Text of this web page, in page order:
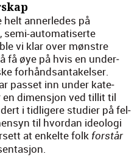
helt annerledes på
semi-automa­tis­erte
vi klar over møn­stre
få øye på hvis en under­
forhånd­san­takelser.
pas­set inn under kat­e­
en dimen­sjon ved tillit til
i tidligere studi­er på fel­
til hvor­dan ide­olo­gi
at enkelte folk forstår